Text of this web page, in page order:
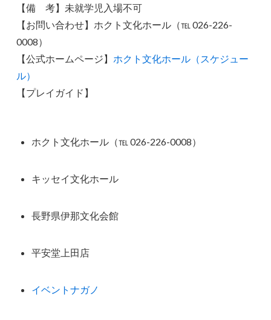
【備 考】未就学児入場不可
【お問い合わせ】ホクト文化ホール（℡ 026-226-
0008）
【公式ホームページ】 ホクト文化ホール（スケジュー
ル）
【プレイガイド】
ホクト文化ホール（℡ 026-226-0008）
キッセイ文化ホール
長野県伊那文化会館
平安堂上田店
イベントナガノ